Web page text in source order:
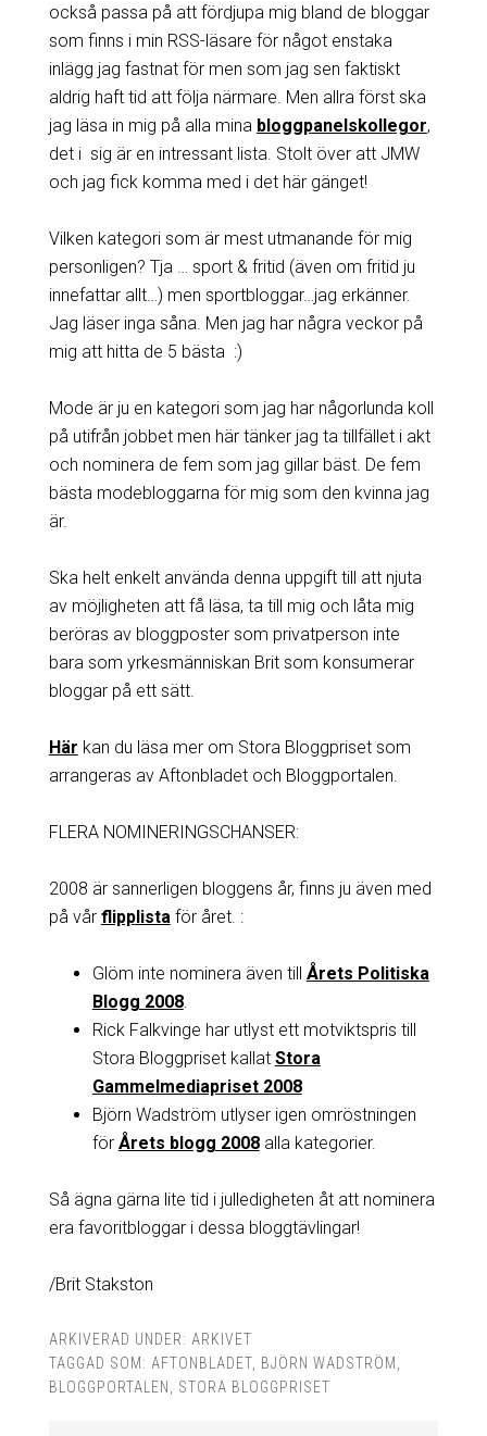
också passa på att fördjupa mig bland de bloggar
som finns i min RSS-läsare för något enstaka
inlägg jag fastnat för men som jag sen faktiskt
aldrig haft tid att följa närmare. Men allra först ska
jag läsa in mig på alla mina bloggpanelskollegor,
det i sig är en intressant lista. Stolt över att JMW
och jag fick komma med i det här gänget!
Vilken kategori som är mest utmanande för mig
personligen? Tja … sport & fritid (även om fritid ju
innefattar allt…) men sportbloggar…jag erkänner.
Jag läser inga såna. Men jag har några veckor på
mig att hitta de 5 bästa :)
Mode är ju en kategori som jag har någorlunda koll
på utifrån jobbet men här tänker jag ta tillfället i akt
och nominera de fem som jag gillar bäst. De fem
bästa modebloggarna för mig som den kvinna jag
är.
Ska helt enkelt använda denna uppgift till att njuta
av möjligheten att få läsa, ta till mig och låta mig
beröras av bloggposter som privatperson inte
bara som yrkesmänniskan Brit som konsumerar
bloggar på ett sätt.
Här kan du läsa mer om Stora Bloggpriset som
arrangeras av Aftonbladet och Bloggportalen.
FLERA NOMINERINGSCHANSER:
2008 är sannerligen bloggens år, finns ju även med
på vår flipplista för året. :
Glöm inte nominera även till Årets Politiska
Blogg 2008.
Rick Falkvinge har utlyst ett motviktspris till
Stora Bloggpriset kallat Stora
Gammelmediapriset 2008
Björn Wadström utlyser igen omröstningen
för Årets blogg 2008alla kategorier.
Så ägna gärna lite tid i julledigheten åt att nominera
era favoritbloggar i dessa bloggtävlingar!
/Brit Stakston
ARKIVERAD UNDER: ARKIVET
TAGGAD SOM: AFTONBLADET, BJÖRN WADSTRÖM
BLOGGPORTALEN
STORA BLOGGPRISET